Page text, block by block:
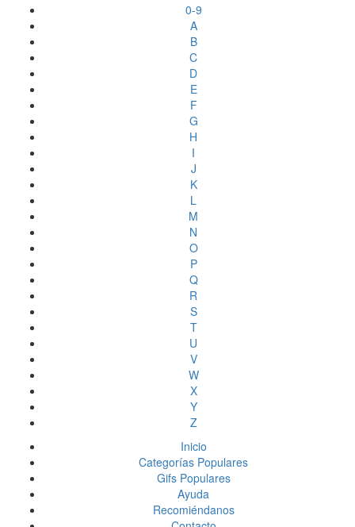
0-9
A
B
C
D
E
F
G
H
I
J
K
L
M
N
O
P
Q
R
S
T
U
V
W
X
Y
Z
Inicio
Categorías Populares
Gifs Populares
Ayuda
Recomiéndanos